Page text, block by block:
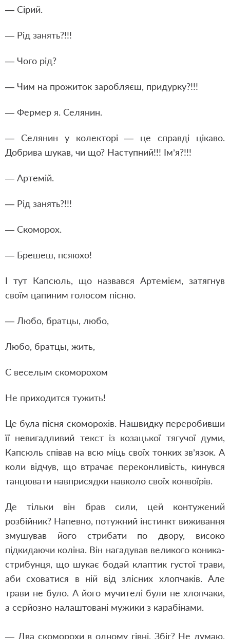
— Сірий.
— Рід занять?!!!
— Чого рід?
— Чим на прожиток заробляєш, придурку?!!!
— Фермер я. Селянин.
— Селянин у колекторі — це справді цікаво.
Добрива шукав, чи що? Наступний!!! Ім’я?!!!
— Артемій.
— Рід занять?!!!
— Скоморох.
— Брешеш, псяюхо!
І тут Капсюль, що назвався Артемієм, затягнув
своїм цапиним голосом пісню.
— Любо, братцы, любо,
Любо, братцы, жить,
С веселым скоморохом
Не приходится тужить!
Це була пісня скоморохів. Нашвидку переробивши
її невигадливий текст із козацької тягучої думи,
Капсюль співав на всю міць своїх тонких зв’язок. А
коли відчув, що втрачає переконливість, кинувся
танцювати навприсядки навколо своїх конвоїрів.
Де тільки він брав сили, цей контужений
розбійник? Напевно, потужний інстинкт виживання
змушував його стрибати по двору, високо
підкидаючи коліна. Він нагадував великого коника-
стрибунця, що шукає бодай клаптик густої трави,
аби сховатися в ній від злісних хлопчаків. Але
трави не було. А його мучителі були не хлопчаки,
а серйозно налаштовані мужики з карабінами.
— Два скоморохи в одному гівні. Збіг? Не думаю,